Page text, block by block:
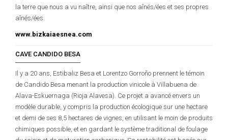
la terre que nous a vu naître, ainsi que nos aînés/ées et ses propres
aînés/ées.
www.bizkaiaesnea.com
CAVE CANDIDO BESA
Il y a 20 ans, Estibaliz Besa et Lorentzo Gorroño prennent le témoin
de Candido Besa menant la production vinicole à Villabuena de
Alava-Eskuernaga (Rioja Alavesa). Ce projet a avancé envers un
modèle durable, y compris la production écologique sur une hectare
et demi de ses 8,5 hectares de vignes, en utilisant le moin de produits
chimiques possible, et en gardant le système traditional de foulage